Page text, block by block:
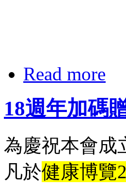
Read more
18週年加碼
為慶祝本會成
凡於健康博覽